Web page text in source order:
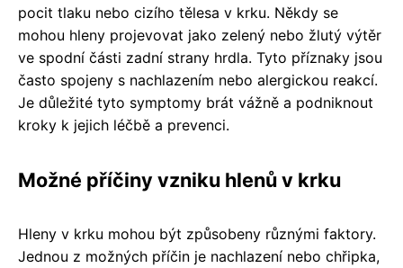
pocit tlaku nebo cizího tělesa v krku. Někdy se
mohou hleny projevovat jako zelený nebo žlutý výtěr
ve spodní části zadní strany hrdla. Tyto příznaky jsou
často spojeny s nachlazením nebo alergickou reakcí.
Je důležité tyto symptomy brát vážně a podniknout
kroky k jejich léčbě a prevenci.
Možné příčiny vzniku hlenů v krku
Hleny v krku mohou být způsobeny různými faktory.
Jednou z možných příčin je nachlazení nebo chřipka,